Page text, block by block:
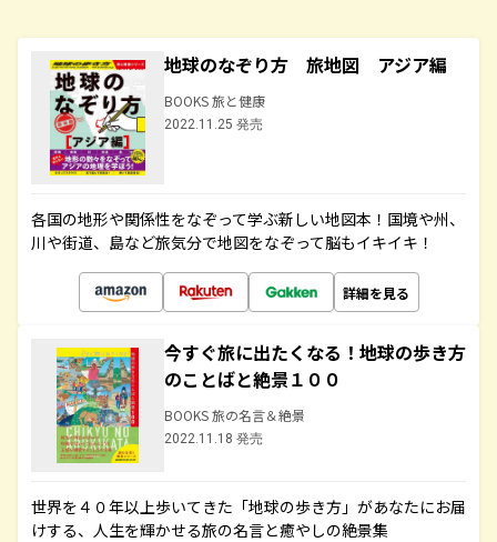
地球のなぞり方 旅地図 アジア編
BOOKS 旅と健康
2022.11.25 発売
各国の地形や関係性をなぞって学ぶ新しい地図本！国境や州、
川や街道、島など旅気分で地図をなぞって脳もイキイキ！
詳細を見る
今すぐ旅に出たくなる！地球の歩き方
のことばと絶景１００
BOOKS 旅の名言＆絶景
2022.11.18 発売
世界を４０年以上歩いてきた「地球の歩き方」があなたにお届
けする、人生を輝かせる旅の名言と癒やしの絶景集